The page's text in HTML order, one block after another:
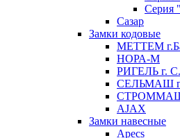
Серия
Сазар
Замки кодовые
МЕТТЕМ
НОРА-М
РИГЕЛЬ г.
СЕЛЬМАШ
AJAX
Замки навесные
Apecs